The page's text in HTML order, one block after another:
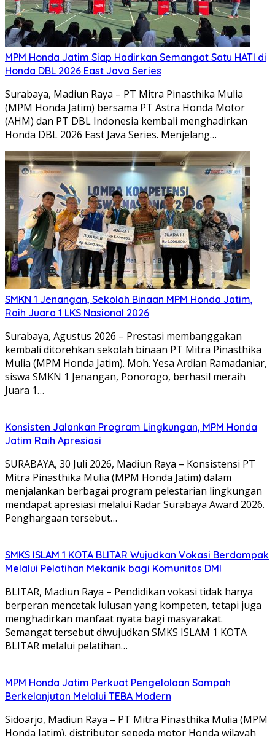
MPM Honda Jatim Siap Hadirkan Semangat Satu HATI di
Honda DBL 2026 East Java Series
Surabaya, Madiun Raya – PT Mitra Pinasthika Mulia
(MPM Honda Jatim) bersama PT Astra Honda Motor
(AHM) dan PT DBL Indonesia kembali menghadirkan
Honda DBL 2026 East Java Series. Menjelang…
SMKN 1 Jenangan, Sekolah Binaan MPM Honda Jatim,
Raih Juara 1 LKS Nasional 2026
Surabaya, Agustus 2026 – Prestasi membanggakan
kembali ditorehkan sekolah binaan PT Mitra Pinasthika
Mulia (MPM Honda Jatim). Moh. Yesa Ardian Ramadaniar,
siswa SMKN 1 Jenangan, Ponorogo, berhasil meraih
Juara 1…
Konsisten Jalankan Program Lingkungan, MPM Honda
Jatim Raih Apresiasi
SURABAYA, 30 Juli 2026, Madiun Raya – Konsistensi PT
Mitra Pinasthika Mulia (MPM Honda Jatim) dalam
menjalankan berbagai program pelestarian lingkungan
mendapat apresiasi melalui Radar Surabaya Award 2026.
Penghargaan tersebut…
SMKS ISLAM 1 KOTA BLITAR Wujudkan Vokasi Berdampak
Melalui Pelatihan Mekanik bagi Komunitas DMI
BLITAR, Madiun Raya – Pendidikan vokasi tidak hanya
berperan mencetak lulusan yang kompeten, tetapi juga
menghadirkan manfaat nyata bagi masyarakat.
Semangat tersebut diwujudkan SMKS ISLAM 1 KOTA
BLITAR melalui pelatihan…
MPM Honda Jatim Perkuat Pengelolaan Sampah
Berkelanjutan Melalui TEBA Modern
Sidoarjo, Madiun Raya – PT Mitra Pinasthika Mulia (MPM
Honda Jatim), distributor sepeda motor Honda wilayah